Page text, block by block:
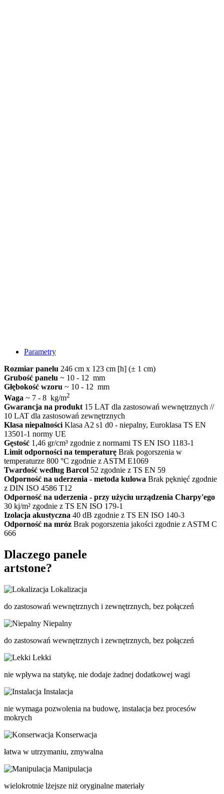
Parametry
Rozmiar panelu 246 cm x 123 cm [h] (± 1 cm)
Grubość panelu ~ 10 - 12 mm
Głębokość wzoru ~ 10 - 12 mm
Waga ~ 7 - 8 kg/m2
Gwarancja na produkt 15 LAT dla zastosowań wewnętrznych //
10 LAT dla zastosowań zewnętrznych
Klasa niepalności Klasa A2 s1 d0 - niepalny, Euroklasa TS EN
13501-1 normy UE
Gęstość 1,46 gr/cm³ zgodnie z normami TS EN ISO 1183-1
Limit odporności na temperaturę Brak pogorszenia w
temperaturze 800 °C zgodnie z ASTM E1069
Twardość według Barcol 52 zgodnie z TS EN 59
Odporność na uderzenia - metoda kulowa Brak pęknięć zgodnie
z DIN ISO 4586 T12
Odporność na uderzenia - przy użyciu urządzenia Charpy'ego
30 kj/m² zgodnie z TS EN ISO 179-1
Izolacja akustyczna 40 dB zgodnie z TS EN ISO 140-3
Odporność na mróz Brak pogorszenia jakości zgodnie z ASTM C
666
Dlaczego panele
artstone?
Lokalizacja
do zastosowań wewnętrznych i zewnętrznych, bez połączeń
Niepalny
do zastosowań wewnętrznych i zewnętrznych, bez połączeń
Lekki
nie wpływa na statykę, nie dodaje żadnej dodatkowej wagi
Instalacja
nie wymaga pozwolenia na budowę, instalacja bez procesów
mokrych
Konserwacja
łatwa w utrzymaniu, zmywalna
Manipulacja
wielokrotnie lżejsze niż oryginalne materiały